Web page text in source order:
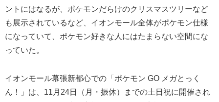
ントにはなるが、ポケモンだらけのクリスマスツリーなど
も展示されているなど、イオンモール全体がポケモン仕様
になっていて、ポケモン好きな人にはたまらない空間にな
っていた。
イオンモール幕張新都心での「ポケモン GO メガとっく
ん！」は、11月24日（月・振休）までの土日祝に開催され